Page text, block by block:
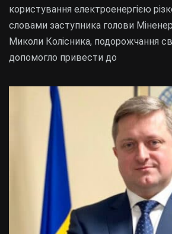
користування електроенергією
словами заступника голови
Миколи Колісника, подорожчання
допомогло привести до